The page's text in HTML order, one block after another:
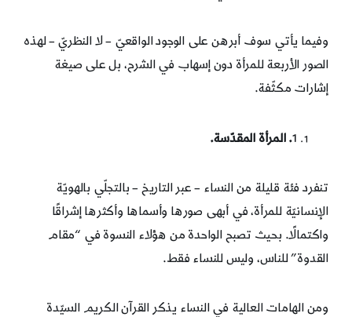
وفيما يأتي سوف أبرهن على الوجود الواقعيّ – لا النظريّ – لهذه
الصور الأربعة للمرأة دون إسهاب في الشرح، بل على صيغة
إشارات مكثّفة.
1. المرأة المقدّسة.
تنفرد فئة قليلة من النساء – عبر التاريخ – بالتجلّي بالهويّة
الإنسانيّة للمرأة، في أبهى صورها وأسماها وأكثرها إشراقًا
واكتمالًا. بحيث تصبح الواحدة من هؤلاء النسوة في “مقام
القدوة” للناس، وليس للنساء فقط.
ومن الهامات العالية في النساء يذكر القرآن الكريم السيّدة